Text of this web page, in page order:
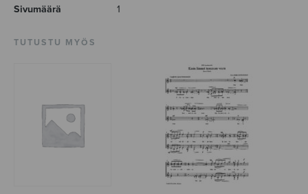
Sivumäärä 1
TUTUSTU MYÖS